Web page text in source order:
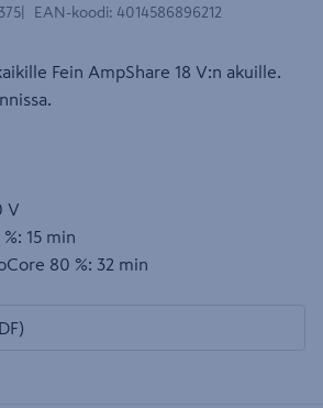
EAN-koodi: 4014586896212
Fein AmpShare 18 V:n akuille.
V
15 min
80 %: 32 min